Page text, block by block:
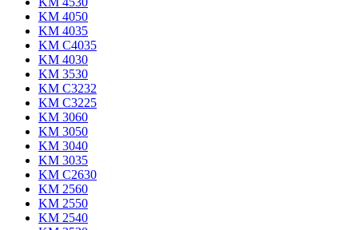
KM 4050
KM 4035
KM C4035
KM 4030
KM 3530
KM C3232
KM C3225
KM 3060
KM 3050
KM 3040
KM 3035
KM C2630
KM 2560
KM 2550
KM 2540